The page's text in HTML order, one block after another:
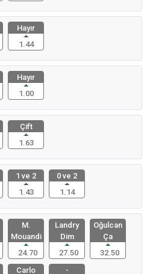
Hayır
1.44
Hayır
1.00
Çift
1.63
1 ve 2
1.43
0 ve 2
1.14
M.
Mouandi
24.70
Landry
Dim
27.50
Oğulcan
Ça
32.50
Carlo
-